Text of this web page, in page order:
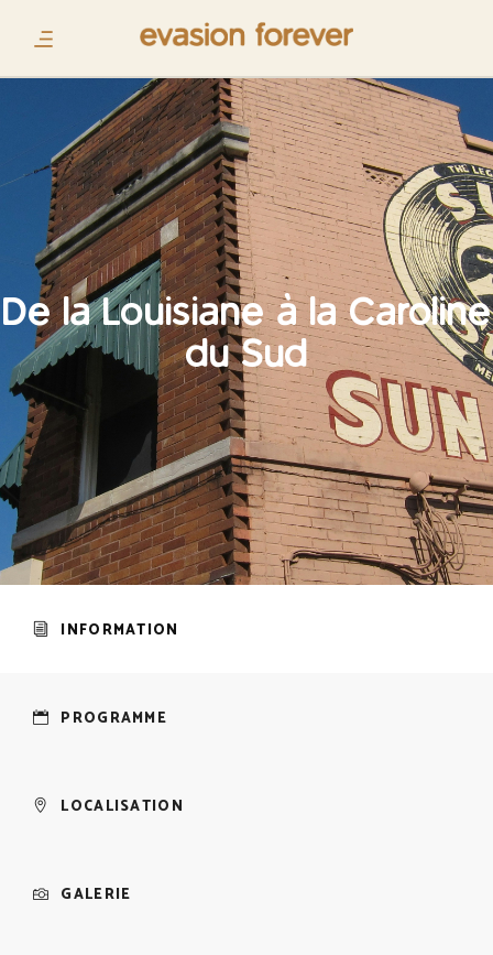
De la Louisiane à la Caroline
du Sud
INFORMATION
PROGRAMME
LOCALISATION
GALERIE